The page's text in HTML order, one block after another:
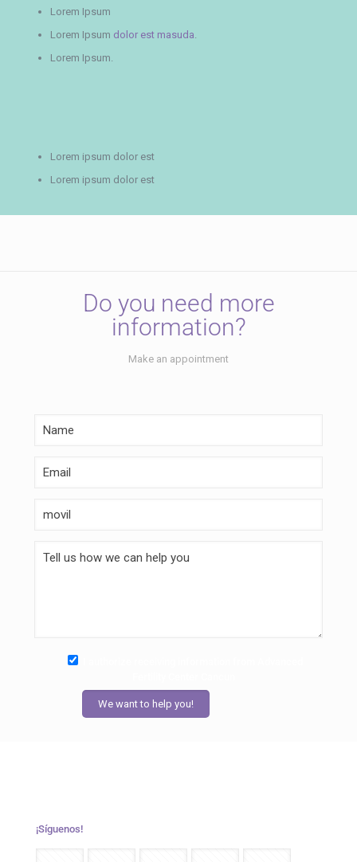
Lorem Ipsum
Lorem Ipsum dolor est masuda.
Lorem Ipsum.
Lorem ipsum dolor est
Lorem ipsum dolor est
Do you need more
information?
Make an appointment
¡Síguenos!